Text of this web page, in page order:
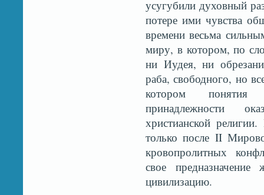
усугубили духовный
потере ими чувства
времени весьма
миру, в котором, по
ни Иудея, ни
раба, свободного, но
котором понятия
принадлежности
христианской
только после II
кровопролитных
свое
цивилизацию.